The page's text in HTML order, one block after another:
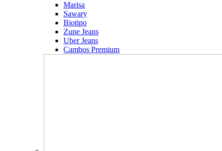
Marisa
Sawary
Biotipo
Zune Jeans
Uber Jeans
Cambos Premium